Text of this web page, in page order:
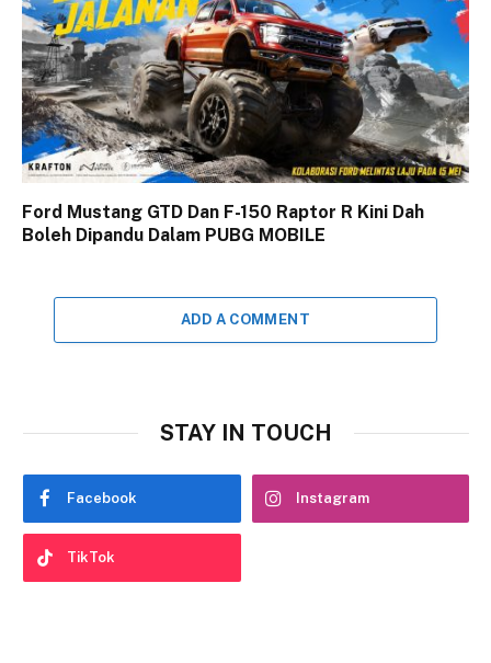
Ford Mustang GTD Dan F-150 Raptor R Kini Dah
Boleh Dipandu Dalam PUBG MOBILE
ADD A COMMENT
STAY IN TOUCH
Facebook Instagram
TikTok